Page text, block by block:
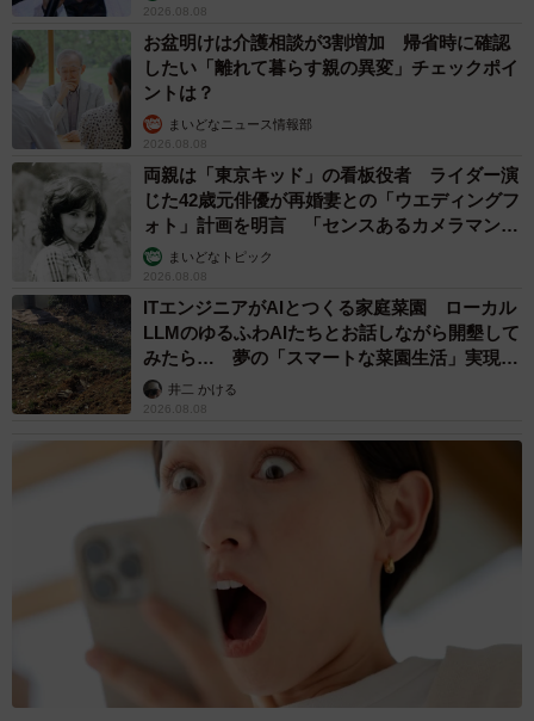
添い寝をするユキちゃんとサンちゃん（かもしかさん提供、Twitterよりキ
ャプチャ撮影）
今回のツイートにはこんなリプライが寄せられました！
「食べちゃいたいほどカワイー」
「さんちゃん何時も悪戯バカりしてるからユキちゃんも優
しく反撃 ガブ～」
「ユキちゃんサンちゃんに教育的指導ですか」
「本日も教育的指導 サンちゃんシュン」
「さすがにこれはこたえたサンちゃん」
「猫ちゃんがしょぼくれてるように見える耳に萌えました
♡」
「ユキちゃんの噛み方も、サンちゃんの抵抗の仕方も可愛
い」
「ちょっとやり過ぎたかな？って犬さんの目が可愛い
猫さんも怒ってないわよ、って顔、仲良しなんだ」
◇ ◇
■Twitter:「かもしか」（@b09a2032c）
https://twitter.com/b09a2032
2026.08.08
お盆明けは介護相談が3割増加 帰省時に確認
したい「離れて暮らす親の異変」チェックポイ
ントは？
まいどなニュース情報部
2026.08.08
両親は「東京キッド」の看板役者 ライダー演
じた42歳元俳優が再婚妻との「ウエディングフ
ォト」計画を明言 「センスあるカメラマン求
む」まいどなトピック
2026.08.08
ITエンジニアがAIとつくる家庭菜園 ローカル
LLMのゆるふわAIたちとお話しながら開墾して
みたら… 夢の「スマートな菜園生活」実現な
るか井二 かける
2026.08.08